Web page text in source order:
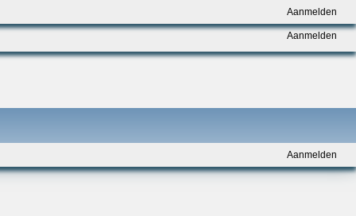
Aanmelden
Aanmelden
Aanmelden